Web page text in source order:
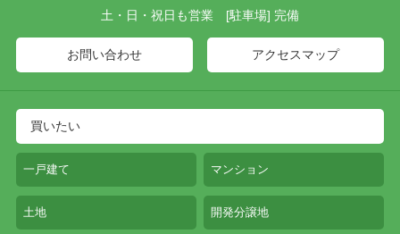
土・日・祝日も営業 [駐車場] 完備
お問い合わせ アクセスマップ
買いたい
一戸建て マンション
土地 開発分譲地